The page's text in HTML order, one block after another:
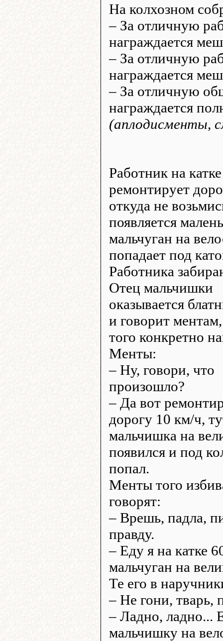
На колхозном
– За отличную
награждается
– За отличную
награждается
– За отличную
награждается
(аплодисменты,
Работник на катке
ремонтирует
откуда не
появляется
мальчуган на
попадает под
Работника
Отец мальчишки
оказывается
и говорит
того конкретно
Менты:
– Ну, говори, что
произошло?
– Да вот
дорогу 10 км/ч,
мальчишка на
появился и под
попал.
Менты того
говорят:
– Врешь, падла,
правду.
– Еду я на катке
мальчуган на
Те его в
– Не гони, тварь,
– Ладно, ладно...
мальчишку на